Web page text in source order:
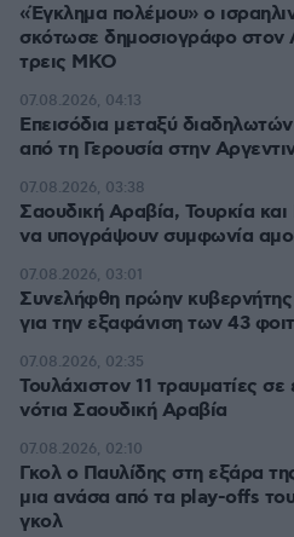
«Έγκλημα πολέμου» ο
σκότωσε δημοσιογράφο στον
τρεις ΜΚΟ
Επεισόδια μεταξύ
από τη Γερουσία στην
07.08.2026, 04:13
Σαουδική Αραβία, Τουρκία και
να υπογράψουν συμφωνία
07.08.2026, 03:38
Συνελήφθη πρώην κυβερνήτης
για την εξαφάνιση των 43
07.08.2026, 03:01
Τουλάχιστον 11 τραυματίες
νότια Σαουδική Αραβία
07.08.2026, 02:35
Γκολ ο Παυλίδης στη εξάρα
μια ανάσα από τα play-offs
γκολ
07.08.2026, 02:10